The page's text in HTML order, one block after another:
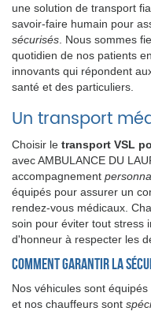
une solution de transport
savoir-faire humain pour
sécurisés . Nous sommes
quotidien de nos patients
innovants qui répondent
santé et des particuliers.
Un transport
Choisir le transport VSL
avec AMBULANCE DU
accompagnement
équipés pour assurer un
rendez-vous médicaux.
soin pour éviter tout stress
d'honneur à respecter les
Comment garantir la
Nos véhicules sont
et nos chauffeurs sont